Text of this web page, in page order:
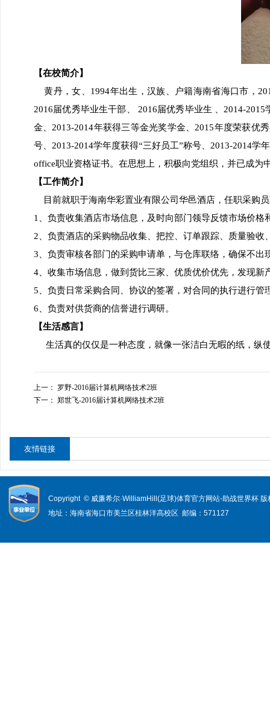
【在校简介】
黄丹，女、1994年出生，汉族、户籍海南省海口市，
2016届优秀毕业生干部、 2016届优秀毕业生 、2014-
金、2013-2014年获得三等金光奖学金、2015年度荣获优
号、2013-2014学年度获得“三好员工”称号、2013-2014
office职业资格证书。在思想上，积极向党组织，并已成
【工作简介】
目前就职于海南华彩置业有限公司华邑酒店，任职采购
1、负责收集酒店市场信息，及时向部门领导反馈市场价格
2、负责酒店的采购物品收集、把控、订单跟踪、质量验收
3、负责审核各部门的采购申请单，与仓库联络，确保不出
4、收集市场信息，做到货比三家、优质优价优先，发现
5、负责日常采购合同、协议的签署，对合同的执行进行管
6、负责对供货商的信誉进行调研。
【生活感言】
生活真的仅仅是一种态度，就像一张洁白无暇的纸，纵
上一：
罗野-2016届计算机网络技术2班
下一： 郑世飞-2016届计算机网络技术2班
友情链接
Copyright © 威廉希尔·WilliamHill(足球)体育官方网站-助战世界杯
地址：海南省海口市美兰区桂林洋高校区 邮编：571127